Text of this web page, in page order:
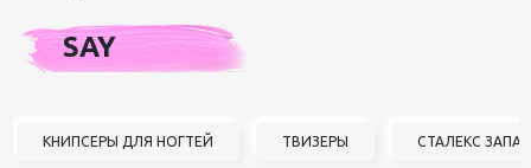
АкцииSAY
КНИПСЕРЫ ДЛЯ НОГТЕЙ ТВИЗЕРЫ СТАЛЕКС